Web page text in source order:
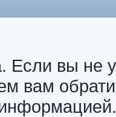
Если вы не
вам